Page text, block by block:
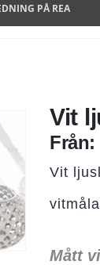
PÅ REA
Vit
Från:
Vit
Mått